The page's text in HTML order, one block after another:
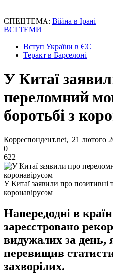
СПЕЦТЕМА: Війна в Ірані
ВСІ ТЕМИ
Вступ України в ЄС
Теракт в Барселоні
У Китаї
переломний
боротьбі з
Корреспондент.net, 21 лютого
0
622
У Китаї заявили про позитивні
коронавірусом
Напередодні в
зареєстровано
видужалих за день,
перевищив
захворілих.